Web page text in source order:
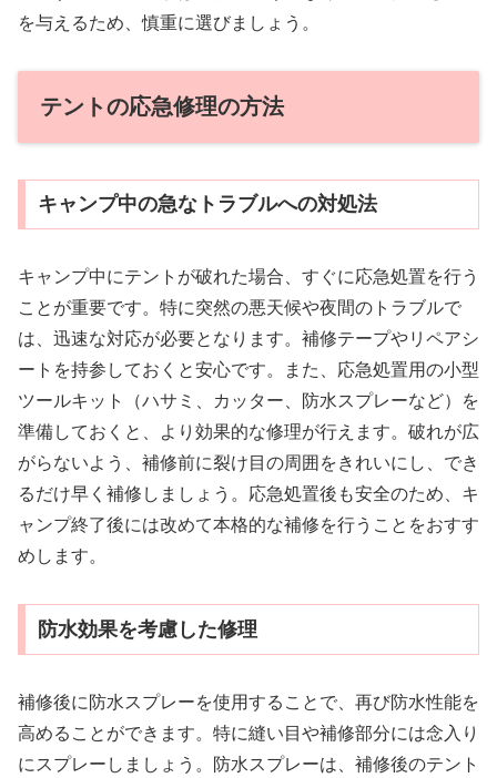
を与えるため、慎重に選びましょう。
テントの応急修理の方法
キャンプ中の急なトラブルへの対処法
キャンプ中にテントが破れた場合、すぐに応急処置を行う
ことが重要です。特に突然の悪天候や夜間のトラブルで
は、迅速な対応が必要となります。補修テープやリペアシ
ートを持参しておくと安心です。また、応急処置用の小型
ツールキット（ハサミ、カッター、防水スプレーなど）を
準備しておくと、より効果的な修理が行えます。破れが広
がらないよう、補修前に裂け目の周囲をきれいにし、でき
るだけ早く補修しましょう。応急処置後も安全のため、キ
ャンプ終了後には改めて本格的な補修を行うことをおすす
めします。
防水効果を考慮した修理
補修後に防水スプレーを使用することで、再び防水性能を
高めることができます。特に縫い目や補修部分には念入り
にスプレーしましょう。防水スプレーは、補修後のテント